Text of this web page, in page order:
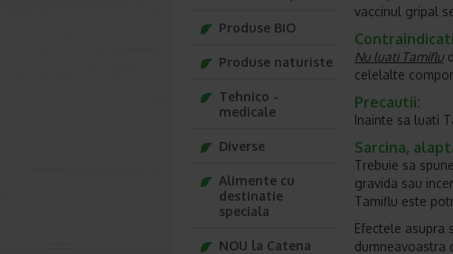
vaccinul gripal
Nu luati Tamiflu
celelalte
Precautii:
Inainte sa luati
Sarcina,
Trebuie sa
gravida sau
Tamiflu este
Efectele asupra
dumneavoastra
Produse BIO
Produse naturiste
Tehnico -
medicale
Diverse
Alimente cu
destinatie
speciala
NOU la Catena